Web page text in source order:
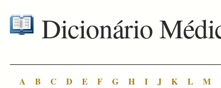
Dicionário
A B C D E F G H I J K L M